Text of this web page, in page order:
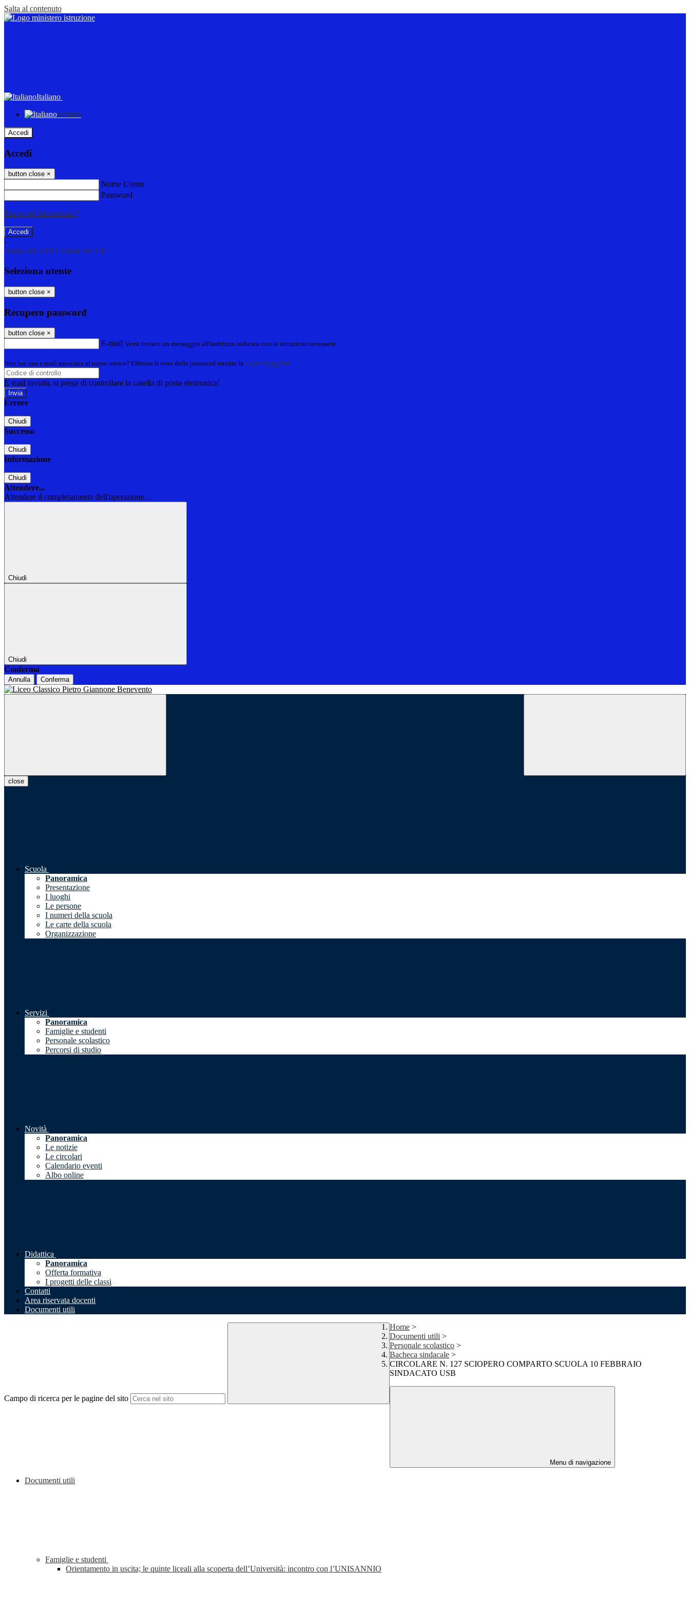
Salta al contenuto
Italiano
Italiano
Accedi
Accedi
button close ×
Nome Utente
Password
Password dimenticata?
-
Entra con SPID Entra con CIE
Seleziona utente
button close ×
Recupero password
button close ×
E-mail Verrà inviato un messaggio all'indirizzo indicato con le istruzioni necessarie.
Non hai una e-mail associata al nome utente? Effettua il reset della password tramite la Login Spaggiari
E-mail inviata, si prega di controllare la casella di posta elettronica!
Errore
Chiudi
Successo
Chiudi
Informazione
Chiudi
Attendere...
Attendere il completamento dell'operazione...
Chiudi
Chiudi
Conferma
Annulla Conferma
close
Scuola
Panoramica
Presentazione
I luoghi
Le persone
I numeri della scuola
Le carte della scuola
Organizzazione
Servizi
Panoramica
Famiglie e studenti
Personale scolastico
Percorsi di studio
Novità
Panoramica
Le notizie
Le circolari
Calendario eventi
Albo online
Didattica
Panoramica
Offerta formativa
I progetti delle classi
Contatti
Area riservata docenti
Documenti utili
Campo di ricerca per le pagine del sito
Home >
Documenti utili >
Personale scolastico >
Bacheca sindacale >
CIRCOLARE N. 127 SCIOPERO COMPARTO SCUOLA 10 FEBBRAIO
SINDACATO USB
Menu di navigazione
Documenti utili
Famiglie e studenti
Orientamento in uscita; le quinte liceali alla scoperta dell’Università: incontro con l’UNISANNIO